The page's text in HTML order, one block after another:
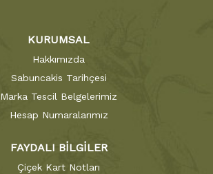
KURUMSAL
Hakkımızda
Sabuncakis Tarihçesi
Marka Tescil Belgelerimiz
Hesap Numaralarımız
FAYDALI BİLGİLER
Çiçek Kart Notları